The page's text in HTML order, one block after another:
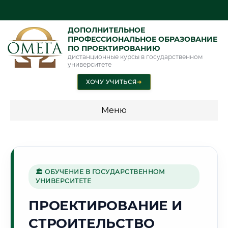
ДОПОЛНИТЕЛЬНОЕ
ПРОФЕССИОНАЛЬНОЕ ОБРАЗОВАНИЕ
ПО ПРОЕКТИРОВАНИЮ
дистанционные курсы в государственном
университете
ХОЧУ УЧИТЬСЯ➜
Меню
🌺
Г. АНДИЖАН
🏛 ОБУЧЕНИЕ В ГОСУДАРСТВЕННОМ
УНИВЕРСИТЕТЕ
ПРОЕКТИРОВАНИЕ И
СТРОИТЕЛЬСТВО